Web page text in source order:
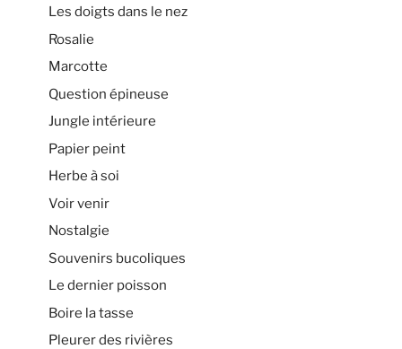
Les doigts dans le nez
Rosalie
Marcotte
Question épineuse
Jungle intérieure
Papier peint
Herbe à soi
Voir venir
Nostalgie
Souvenirs bucoliques
Le dernier poisson
Boire la tasse
Pleurer des rivières